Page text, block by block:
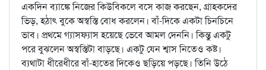
একদিন ব্যাঙ্কে নিজের কিউবিকলে বসে কাজ করছেন, গ্রাহকদের
ভিড়, হঠাৎ বুকে অস্বস্তি বোধ করলেন। বাঁ-দিকে একটা চিনচিনে
ভাব। প্রথমে গ্যাসফ্যাস হয়েছে ভেবে আমল দেননি। কিন্তু একটু
পরে বুঝলেন অস্বস্তিটা বাড়ছে। একটু যেন শ্বাস নিতেও কষ্ট।
ব্যথাটা ধীরেধীরে বাঁ-হাতের দিকেও ছড়িয়ে পড়ছে। তিনি উঠে